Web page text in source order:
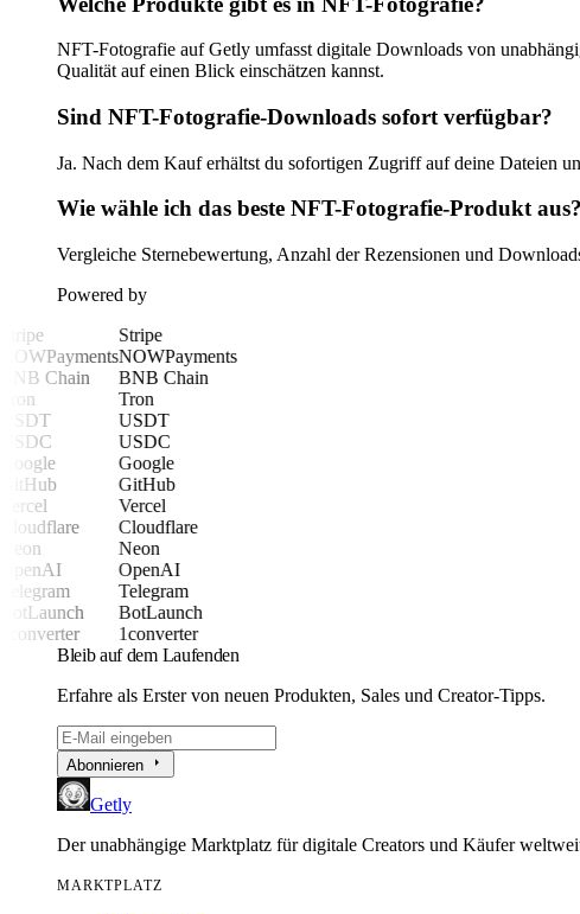
NFT-Fotografie auf Getly umfasst digitale Downloads von
Qualität auf einen Blick einschätzen kannst.
Sind NFT-Fotografie-Downloads sofort verfügbar?
Ja. Nach dem Kauf erhältst du sofortigen Zugriff auf deine Dateien
Wie wähle ich das beste NFT-Fotografie-Produkt aus?
Vergleiche Sternebewertung, Anzahl der Rezensionen und
Powered by
Chain
Stripe
NOWPayments
BNB Chain
Tron
USDT
USDC
Google
GitHub
Vercel
Cloudflare
Neon
OpenAI
Telegram
BotLaunch
1converter
Bleib auf dem Laufenden
Erfahre als Erster von neuen Produkten, Sales und Creator-Tipps.
Abonnieren arrow_right
Getly
Der unabhängige Marktplatz für digitale Creators und Käufer
MARKTPLATZ